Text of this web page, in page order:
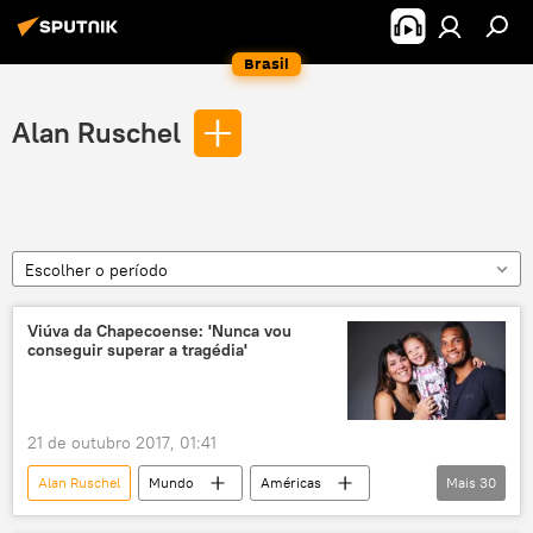
Brasil
Alan Ruschel
Escolher o período
Viúva da Chapecoense: 'Nunca vou
conseguir superar a tragédia'
21 de outubro 2017, 01:41
Alan Ruschel Mundo
Américas
Notícias do Brasil
Notícias
Bolívia
Mais 30